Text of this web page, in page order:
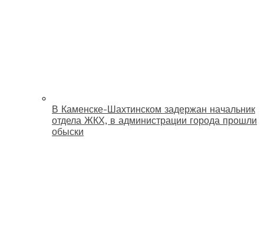
В Каменске-Шахтинском задержан начальник
отдела ЖКХ, в администрации города прошли
обыски